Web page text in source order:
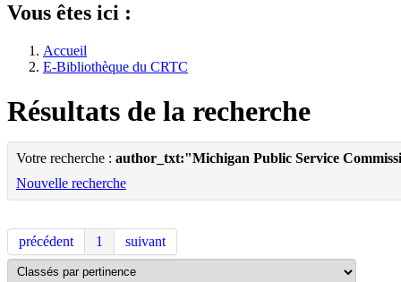
Vous êtes ici :
Accueil
E-Bibliothèque du CRTC
Résultats de la recherche
Votre recherche : author_txt:"Michigan Public Service
Nouvelle recherche
précédent 1 suivant